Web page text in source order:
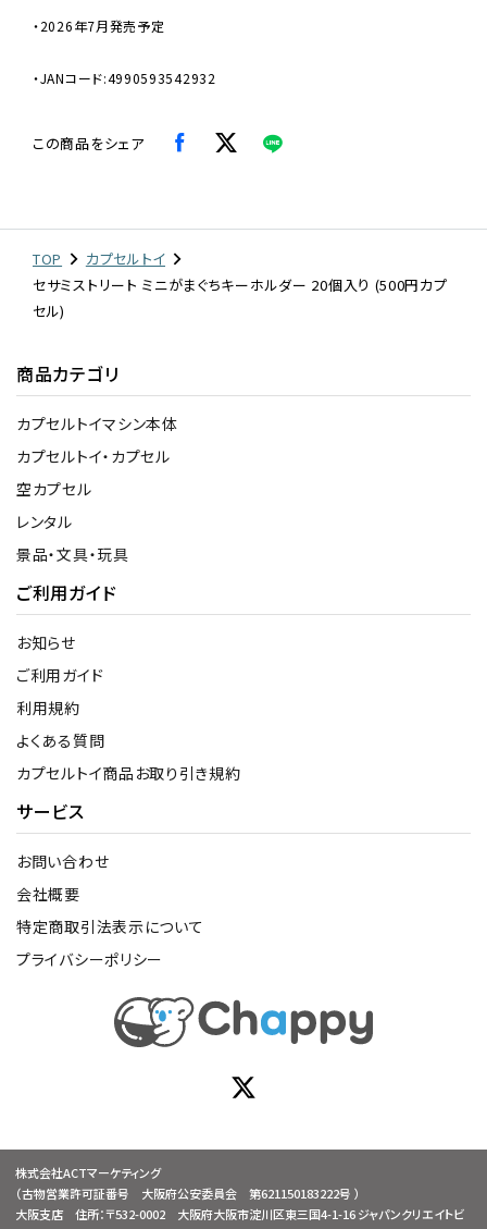
・2026年7月発売予定
・JANコード:4990593542932
この商品をシェア
TOP
カプセルトイ
セサミストリート ミニがまぐちキーホルダー 20個入り (500円カプ
セル)
商品カテゴリ
カプセルトイマシン本体
カプセルトイ・カプセル
空カプセル
レンタル
景品・文具・玩具
ご利用ガイド
お知らせ
ご利用ガイド
利用規約
よくある質問
カプセルトイ商品お取り引き規約
サービス
お問い合わせ
会社概要
特定商取引法表示について
プライバシーポリシー
株式会社ACTマーケティング
（古物営業許可証番号 大阪府公安委員会 第621150183222号 ）
大阪支店 住所：〒532-0002 大阪府大阪市淀川区東三国4-1-16 ジャパンクリエイトビ